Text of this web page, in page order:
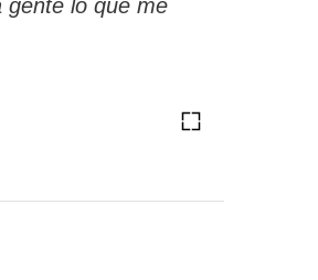
gente lo que me